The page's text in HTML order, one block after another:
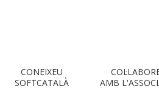
CONEIXEU
SOFTCATALÀ
AMB